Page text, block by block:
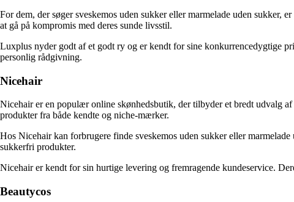
For dem, der søger sveskemos uden sukker eller marmelade uden
at gå på kompromis med deres sunde livsstil.
Luxplus nyder godt af et godt ry og er kendt for sine konkurrencedygtige
personlig rådgivning.
Nicehair
Nicehair er en populær online skønhedsbutik, der tilbyder et bredt udvalg
produkter fra både kendte og niche-mærker.
Hos Nicehair kan forbrugere finde sveskemos uden sukker eller
sukkerfri produkter.
Nicehair er kendt for sin hurtige levering og fremragende kundeservice.
Beautycos